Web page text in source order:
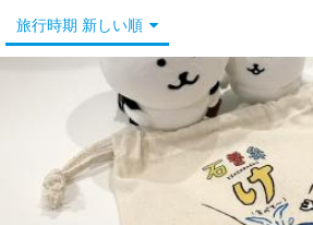
仙
台
旅行時期 新しい順